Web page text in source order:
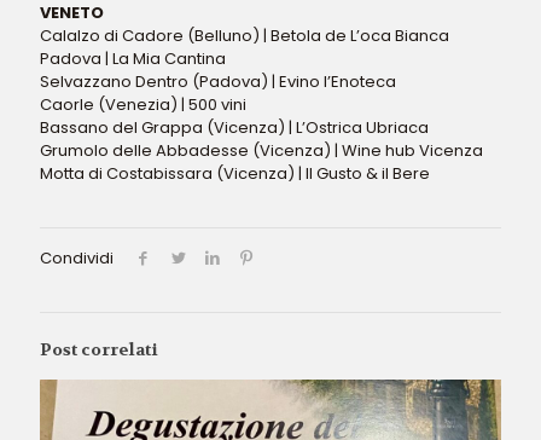
VENETO
Calalzo di Cadore (Belluno) | Betola de L’oca Bianca
Padova | La Mia Cantina
Selvazzano Dentro (Padova) | Evino l’Enoteca
Caorle (Venezia) | 500 vini
Bassano del Grappa (Vicenza) | L’Ostrica Ubriaca
Grumolo delle Abbadesse (Vicenza) | Wine hub Vicenza
Motta di Costabissara (Vicenza) | Il Gusto & il Bere
Condividi
Post correlati